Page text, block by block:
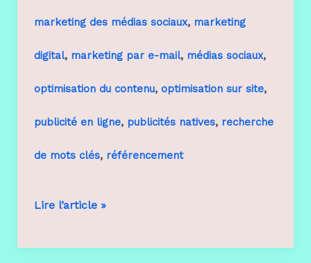
marketing des médias sociaux, marketing
digital, marketing par e-mail, médias sociaux,
optimisation du contenu, optimisation sur site,
publicité en ligne, publicités natives, recherche
de mots clés, référencement
Marketing
Lire l’article »